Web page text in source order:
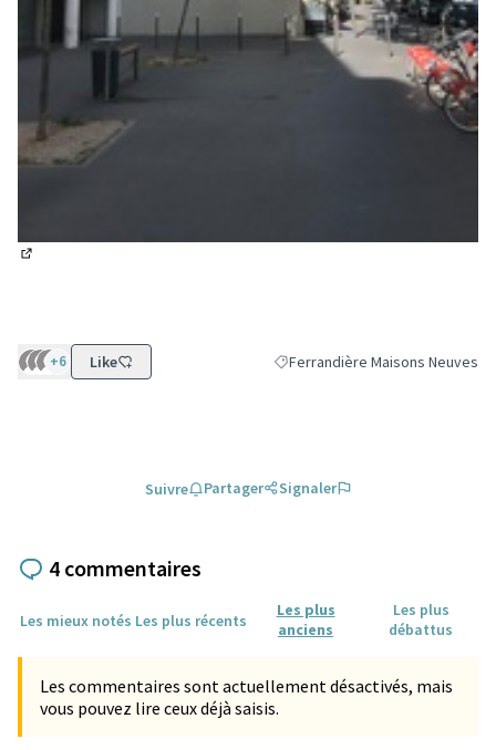
+6 Like Filtrer les résultats pour le
Ferrandière Maisons Neuves
Suivre Partager Signaler
4 commentaires
Les mieux notés Les plus récents
Les plus
anciens
Les plus
débattus
Les commentaires sont actuellement désactivés, mais
vous pouvez lire ceux déjà saisis.